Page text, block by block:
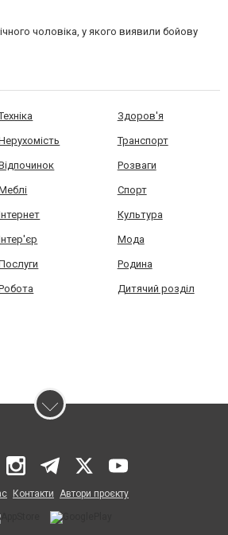
чоловіка, у якого виявили бойову
Здоров'я
Транспорт
Розваги
Спорт
Культура
Мода
Родина
Дитячий розділ
Контакти Автори проєкту